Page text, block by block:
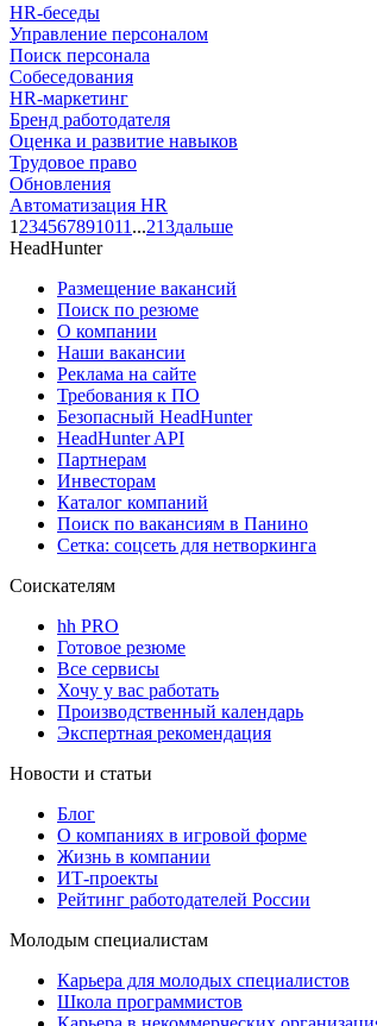
HR-беседы
Управление персоналом
Поиск персонала
Собеседования
HR-маркетинг
Бренд работодателя
Оценка и развитие навыков
Трудовое право
Обновления
Автоматизация HR
1 234567891011 ...213дальше
HeadHunter
Размещение вакансий
Поиск по резюме
О компании
Наши вакансии
Реклама на сайте
Требования к ПО
Безопасный HeadHunter
HeadHunter API
Партнерам
Инвесторам
Каталог компаний
Поиск по вакансиям в Панино
Сетка: соцсеть для нетворкинга
Соискателям
hh PRO
Готовое резюме
Все сервисы
Хочу у вас работать
Производственный календарь
Экспертная рекомендация
Новости и статьи
Блог
О компаниях в игровой форме
Жизнь в компании
ИТ-проекты
Рейтинг работодателей России
Молодым специалистам
Карьера для молодых специалистов
Школа программистов